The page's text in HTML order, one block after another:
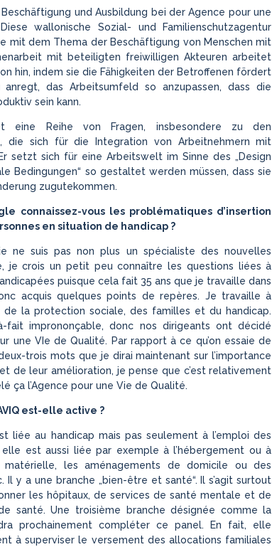
und Ausbildung bei der Agence pour une
wallonische Sozial- und Familienschutzagentur
mit dem Thema der Beschäftigung von Menschen mit
mit beteiligten freiwilligen Akteuren arbeitet
hin, indem sie die Fähigkeiten der Betroffenen fördert
anregt, das Arbeitsumfeld so anzupassen, dass die
sein kann.
eine Reihe von Fragen, insbesondere zu den
die sich für die Integration von Arbeitnehmern mit
setzt sich für eine Arbeitswelt im Sinne des „Design
Bedingungen“ so gestaltet werden müssen, dass sie
zugutekommen.
connaissez-vous les problématiques d’insertion
en situation de handicap ?
ne suis pas non plus un spécialiste des nouvelles
je crois un petit peu connaître les questions liées à
puisque cela fait 35 ans que je travaille dans
acquis quelques points de repères. Je travaille à
de la protection sociale, des familles et du handicap.
fait imprononçable, donc nos dirigeants ont décidé
une VIe de Qualité. Par rapport à ce qu’on essaie de
trois mots que je dirai maintenant sur l’importance
de leur amélioration, je pense que c’est relativement
ça l’Agence pour une Vie de Qualité.
est-elle active ?
liée au handicap mais pas seulement à l’emploi des
elle est aussi liée par exemple à l’hébergement ou à
matérielle, les aménagements de domicile ou des
y a une branche „bien-être et santé“. Il s’agit surtout
les hôpitaux, de services de santé mentale et de
santé. Une troisième branche désignée comme la
prochainement compléter ce panel. En fait, elle
à superviser le versement des allocations familiales